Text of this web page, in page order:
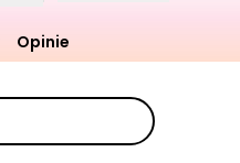
Opinie